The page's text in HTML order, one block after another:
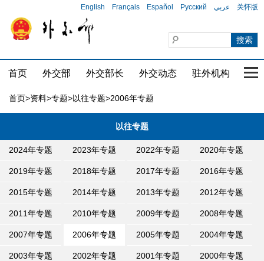
English Français Español Русский عربي 关怀版
首页 外交部 外交部长 外交动态 驻外机构 国
首页>资料>专题>以往专题>2006年专题
以往专题
2024年专题 2023年专题 2022年专题 2020年专题
2019年专题 2018年专题 2017年专题 2016年专题
2015年专题 2014年专题 2013年专题 2012年专题
2011年专题 2010年专题 2009年专题 2008年专题
2007年专题 2006年专题 2005年专题 2004年专题
2003年专题 2002年专题 2001年专题 2000年专题